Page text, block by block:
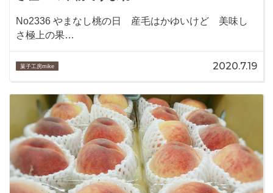
No2336 やまなし桃の日 産毛はかゆいけど 美味し
さ極上の果…
菓子工房mike 2020.7.19